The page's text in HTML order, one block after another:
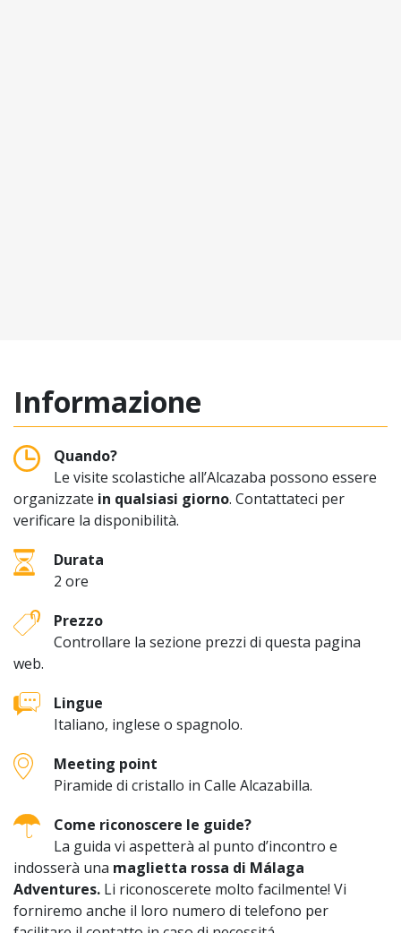
Informazione
Quando?
Le visite scolastiche all’Alcazaba possono essere
organizzate in qualsiasi giorno. Contattateci per
verificare la disponibilità.
Durata
2 ore
Prezzo
Controllare la sezione prezzi di questa pagina
web.
Lingue
Italiano, inglese o spagnolo.
Meeting point
Piramide di cristallo in Calle Alcazabilla.
Come riconoscere le guide?
La guida vi aspetterà al punto d’incontro e
indosserà una maglietta rossa di Málaga
Adventures. Li riconoscerete molto facilmente! Vi
forniremo anche il loro numero di telefono per